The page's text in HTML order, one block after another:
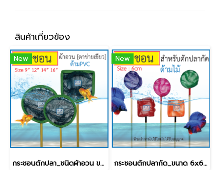
สินค้าเกี่ยวข้อง
New
กระชอนตักปลา_ชนิดผ้าอวน ขอบหนัง / ด้ามPVC [9นิ้ว]
New
กระชอนตักปลากัด_ขนาด 6x6 ซม.[กลม&เหลี่ยม]